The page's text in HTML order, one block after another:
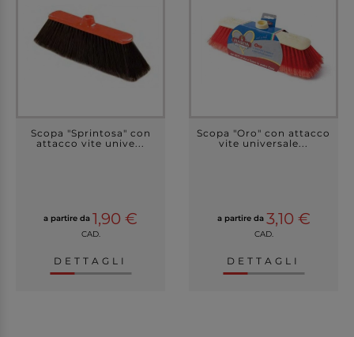
Scopa "Sprintosa" con
attacco vite unive...
a partire da 1,90 €
CAD.
DETTAGLI
Scopa "Oro" con attacco
vite universale...
a partire da 3,10 €
CAD.
DETTAGLI